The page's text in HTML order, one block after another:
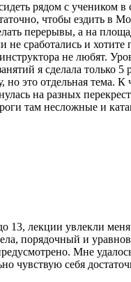
рядом с учеником
чтобы ездить в
перерывы, а на
сработались и
не любят.
я сделала только
это отдельная тема. К
на разных
там несложные и
лекции увлекли
порядочный и
Мне
чувствую себя